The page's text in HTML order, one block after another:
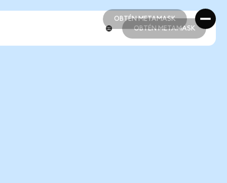
OBTÉN METAMASK
OBTÉN METAMASK
OBTÉN METAMASK